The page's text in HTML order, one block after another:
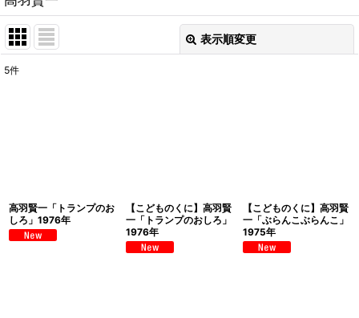
表示順変更
5件
高羽賢一「トランプのお
しろ」1976年
【こどものくに】高羽賢
一「トランプのおしろ」
1976年
【こどものくに】高羽賢
一「ぶらんこぶらんこ」
1975年